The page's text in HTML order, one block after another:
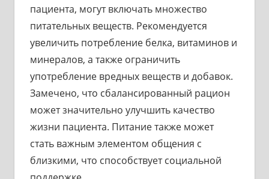
пациента, могут включать множество
питательных веществ. Рекомендуется
увеличить потребление белка, витаминов и
минералов, а также ограничить
употребление вредных веществ и добавок.
Замечено, что сбалансированный рацион
может значительно улучшить качество
жизни пациента. Питание также может
стать важным элементом общения с
близкими, что способствует социальной